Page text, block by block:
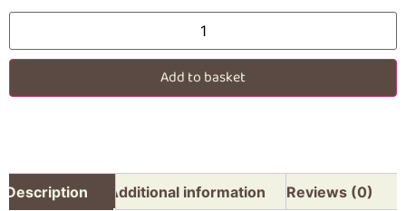
Add to basket
Description Additional information Reviews (0)